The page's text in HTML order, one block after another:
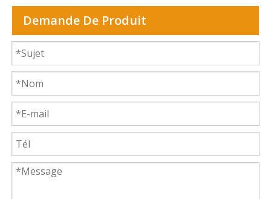
Demande De Produit